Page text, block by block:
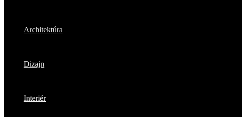
Architektúra
Dizajn
Interiér